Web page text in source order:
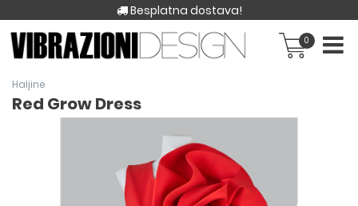
Besplatna dostava!
0
Haljine
Red Grow Dress